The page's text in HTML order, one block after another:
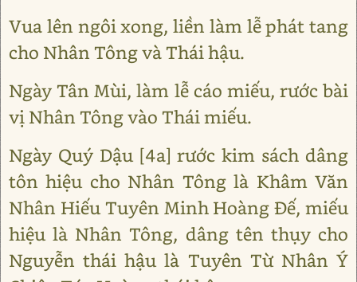
Vua lên ngôi xong, liền làm lễ phát tang
cho Nhân Tông và Thái hậu.
Ngày Tân Mùi, làm lễ cáo miếu, rước bài
vị Nhân Tông vào Thái miếu.
Ngày Quý Dậu [4a] rước kim sách dâng
tôn hiệu cho Nhân Tông là Khâm Văn
Nhân Hiếu Tuyên Minh Hoàng Đế, miếu
hiệu là Nhân Tông, dâng tên thụy cho
Nguyễn thái hậu là Tuyên Từ Nhân Ý